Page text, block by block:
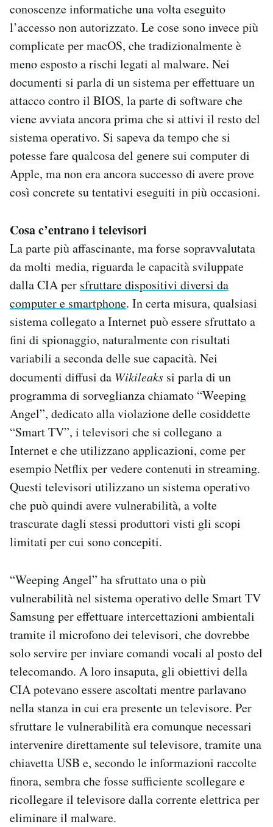
conoscenze informatiche una volta eseguito
l’accesso non autorizzato. Le cose sono invece più
complicate per macOS, che tradizionalmente è
meno esposto a rischi legati al malware. Nei
documenti si parla di un sistema per effettuare un
attacco contro il BIOS, la parte di software che
viene avviata ancora prima che si attivi il resto del
sistema operativo. Si sapeva da tempo che si
potesse fare qualcosa del genere sui computer di
Apple, ma non era ancora successo di avere prove
così concrete su tentativi eseguiti in più occasioni.
Cosa c’entrano i televisori
La parte più affascinante, ma forse sopravvalutata
da molti media, riguarda le capacità sviluppate
dalla CIA per sfruttare dispositivi diversi da
computer e smartphone. In certa misura, qualsiasi
sistema collegato a Internet può essere sfruttato a
fini di spionaggio, naturalmente con risultati
variabili a seconda delle sue capacità. Nei
documenti diffusi da Wikileaks si parla di un
programma di sorveglianza chiamato “Weeping
Angel”, dedicato alla violazione delle cosiddette
“Smart TV”, i televisori che si collegano a
Internet e che utilizzano applicazioni, come per
esempio Netflix per vedere contenuti in streaming.
Questi televisori utilizzano un sistema operativo
che può quindi avere vulnerabilità, a volte
trascurate dagli stessi produttori visti gli scopi
limitati per cui sono concepiti.
“Weeping Angel” ha sfruttato una o più
vulnerabilità nel sistema operativo delle Smart TV
Samsung per effettuare intercettazioni ambientali
tramite il microfono dei televisori, che dovrebbe
solo servire per inviare comandi vocali al posto del
telecomando. A loro insaputa, gli obiettivi della
CIA potevano essere ascoltati mentre parlavano
nella stanza in cui era presente un televisore. Per
sfruttare le vulnerabilità era comunque necessari
intervenire direttamente sul televisore, tramite una
chiavetta USB e, secondo le informazioni raccolte
finora, sembra che fosse sufficiente scollegare e
ricollegare il televisore dalla corrente elettrica per
eliminare il malware.